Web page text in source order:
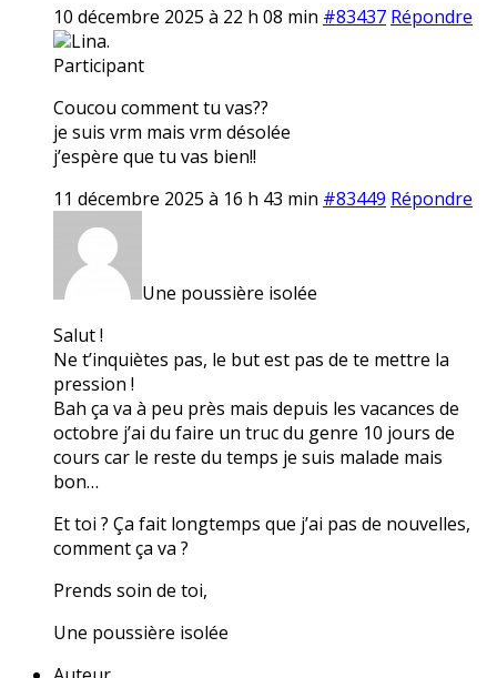
10 décembre 2025 à 22 h 08 min #83437 Répondre
Lina.
Participant
Coucou comment tu vas??
je suis vrm mais vrm désolée
j’espère que tu vas bien!!
11 décembre 2025 à 16 h 43 min #83449 Répondre
Une poussière isolée
Salut !
Ne t’inquiètes pas, le but est pas de te mettre la
pression !
Bah ça va à peu près mais depuis les vacances de
octobre j’ai du faire un truc du genre 10 jours de
cours car le reste du temps je suis malade mais
bon…
Et toi ? Ça fait longtemps que j’ai pas de nouvelles,
comment ça va ?
Prends soin de toi,
Une poussière isolée